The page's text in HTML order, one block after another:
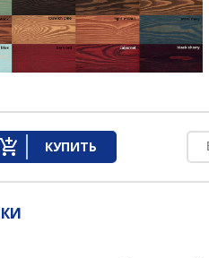
КУПИТЬ